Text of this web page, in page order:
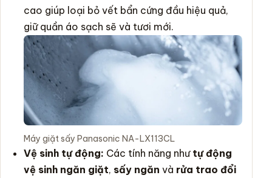
cao giúp loại bỏ vết bẩn cứng đầu hiệu quả,
giữ quần áo sạch sẽ và tươi mới.
Máy giặt sấy Panasonic NA-LX113CL
Vệ sinh tự động: Các tính năng như tự động
vệ sinh ngăn giặt, sấy ngăn và rửa trao đổi